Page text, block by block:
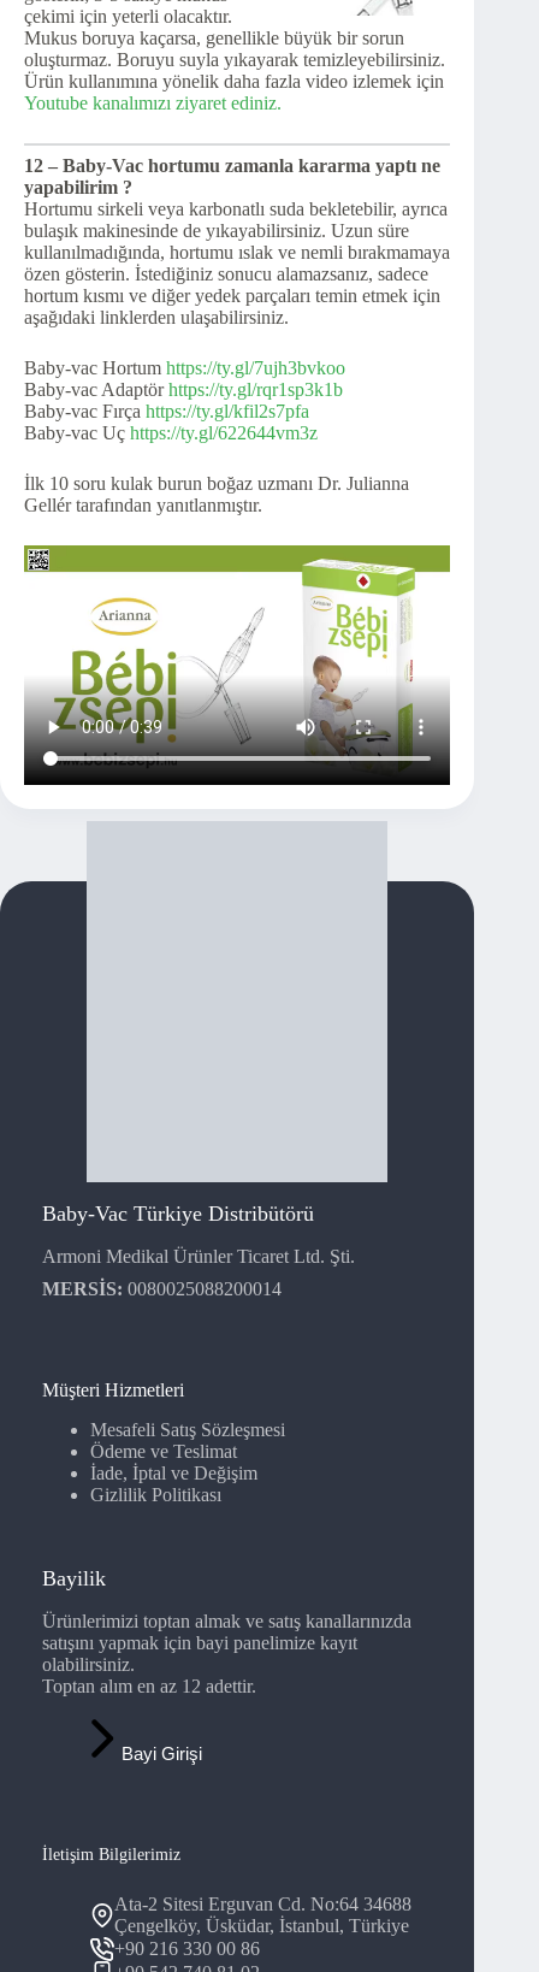
çekimi için yeterli olacaktır.
Mukus boruya kaçarsa, genellikle büyük bir sorun
oluşturmaz. Boruyu suyla yıkayarak temizleyebilirsiniz.
Ürün kullanımına yönelik daha fazla video izlemek için
Youtube kanalımızı ziyaret ediniz.
12 – Baby-Vac hortumu zamanla kararma yaptı ne
yapabilirim ?
Hortumu sirkeli veya karbonatlı suda bekletebilir, ayrıca
bulaşık makinesinde de yıkayabilirsiniz. Uzun süre
kullanılmadığında, hortumu ıslak ve nemli bırakmamaya
özen gösterin. İstediğiniz sonucu alamazsanız, sadece
hortum kısmı ve diğer yedek parçaları temin etmek için
aşağıdaki linklerden ulaşabilirsiniz.
Baby-vac Hortum https://ty.gl/7ujh3bvkoo
Baby-vac Adaptörhttps://ty.gl/rqr1sp3k1b
Baby-vac Fırça https://ty.gl/kfil2s7pfa
Baby-vac Uç https://ty.gl/622644vm3z
İlk 10 soru kulak burun boğaz uzmanı Dr. Julianna
Gellér tarafından yanıtlanmıştır.
Baby-Vac Türkiye Distribütörü
Armoni Medikal Ürünler Ticaret Ltd. Şti.
MERSİS: 0080025088200014
Müşteri Hizmetleri
Mesafeli Satış Sözleşmesi
Ödeme ve Teslimat
İade, İptal ve Değişim
Gizlilik Politikası
Bayilik
Ürünlerimizi toptan almak ve satış kanallarınızda
satışını yapmak için bayi panelimize kayıt
olabilirsiniz.
Toptan alım en az 12 adettir.
Bayi Girişi
İletişim Bilgilerimiz
Ata-2 Sitesi Erguvan Cd. No:64 34688
Çengelköy, Üsküdar, İstanbul, Türkiye
+90 216 330 00 86